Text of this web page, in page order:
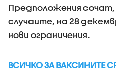
Предположения сочат,
случаите, на 28
нови ограничения.
ВСИЧКО ЗА ВАКСИНИТЕ